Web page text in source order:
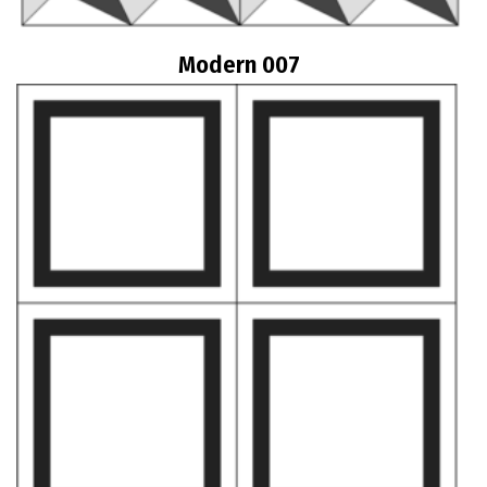
Modern 007
Διαβάστε περισσότερα